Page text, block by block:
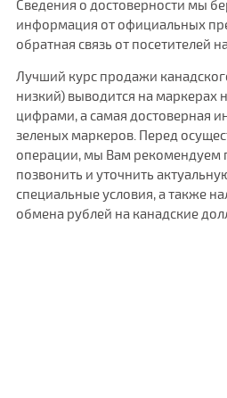
Сведения о достоверности мы
информация от официальных
обратная связь от посетителей
Лучший курс продажи
низкий) выводится на маркерах
цифрами, а самая достоверная
зеленых маркеров. Перед
операции, мы Вам рекомендуем
позвонить и уточнить
специальные условия, а также
обмена рублей на канадские